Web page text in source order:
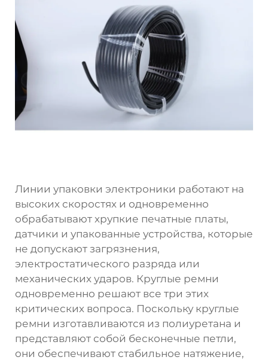
Линии упаковки электроники работают на
высоких скоростях и одновременно
обрабатывают хрупкие печатные платы,
датчики и упакованные устройства, которые
не допускают загрязнения,
электростатического разряда или
механических ударов. Круглые ремни
одновременно решают все три этих
критических вопроса. Поскольку круглые
ремни изготавливаются из полиуретана и
представляют собой бесконечные петли,
они обеспечивают стабильное натяжение,